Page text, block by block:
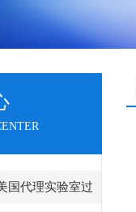
国代理实验室过